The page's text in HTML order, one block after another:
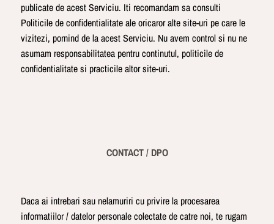
publicate de acest Serviciu. Iti recomandam sa consulti
Politicile de confidentialitate ale oricaror alte site-uri pe care le
vizitezi, pornind de la acest Serviciu. Nu avem control si nu ne
asumam responsabilitatea pentru continutul, politicile de
confidentialitate si practicile altor site-uri.
CONTACT / DPO
Daca ai intrebari sau nelamuriri cu privire la procesarea
informatiilor / datelor personale colectate de catre noi, te rugam